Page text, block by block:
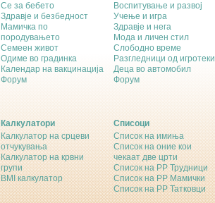
Се за бебето
Здравје и безбедност
Мамичка по
породувањето
Семеен живот
Одиме во градинка
Календар на вакцинација
Форум
Воспитување и развој
Учење и игра
Здравје и нега
Мода и личен стил
Слободно време
Разгледници од игротеки
Деца во автомобил
Форум
Калкулатори
Калкулатор на срцеви
отчукувања
Калкулатор на крвни
групи
BMI калкулатор
Списоци
Список на имиња
Список на оние кои
чекаат две црти
Список на РР Трудници
Список на РР Мамички
Список на РР Татковци